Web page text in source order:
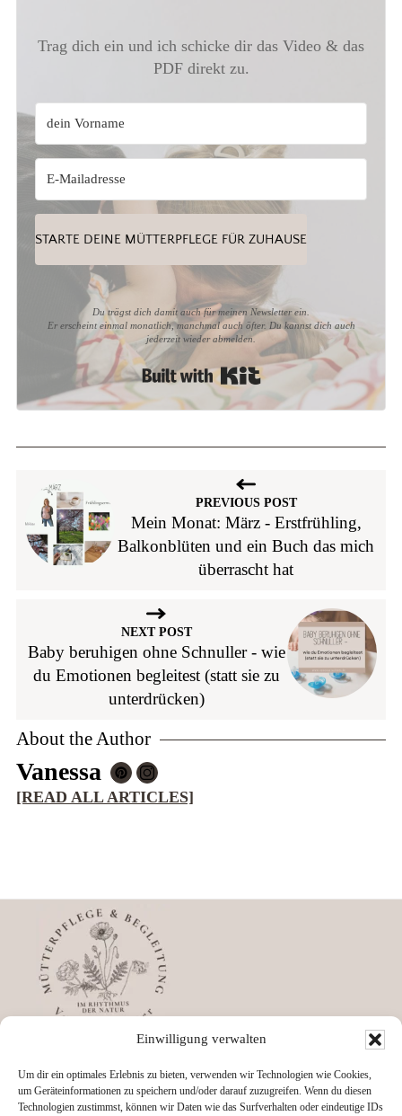
Einwilligung verwalten
Um dir ein optimales Erlebnis zu bieten, verwenden wir Technologien wie Cookies,
um Geräteinformationen zu speichern und/oder darauf zuzugreifen. Wenn du diesen
Technologien zustimmst, können wir Daten wie das Surfverhalten oder eindeutige IDs
Trag dich ein und ich schicke dir das Video & das
PDF direkt zu.
STARTE DEINE MÜTTERPFLEGE FÜR ZUHAUSE
Du trägst dich damit auch für meinen Newsletter ein.
Er erscheint einmal monatlich, manchmal auch öfter. Du kannst dich auch
jederzeit wieder abmelden.
Built with Kit
PREVIOUS POST
Mein Monat: März - Erstfrühling,
Balkonblüten und ein Buch das mich
überrascht hat
NEXT POST
Baby beruhigen ohne Schnuller - wie
du Emotionen begleitest (statt sie zu
unterdrücken)
About the Author
Vanessa
[READ ALL ARTICLES]
Footer
Datenschutz
AGBs